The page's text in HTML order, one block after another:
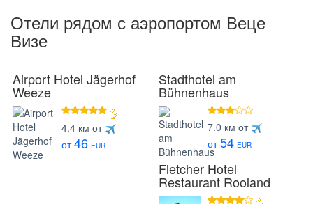
Отели рядом с аэропортом Веце
Визе
Airport Hotel Jägerhof
Weeze
звезд
4.4 км от
от46 EUR
Stadthotel am
Bühnenhaus
3 звезды
7.0 км от
от54 EUR
Fletcher Hotel
Restaurant Rooland